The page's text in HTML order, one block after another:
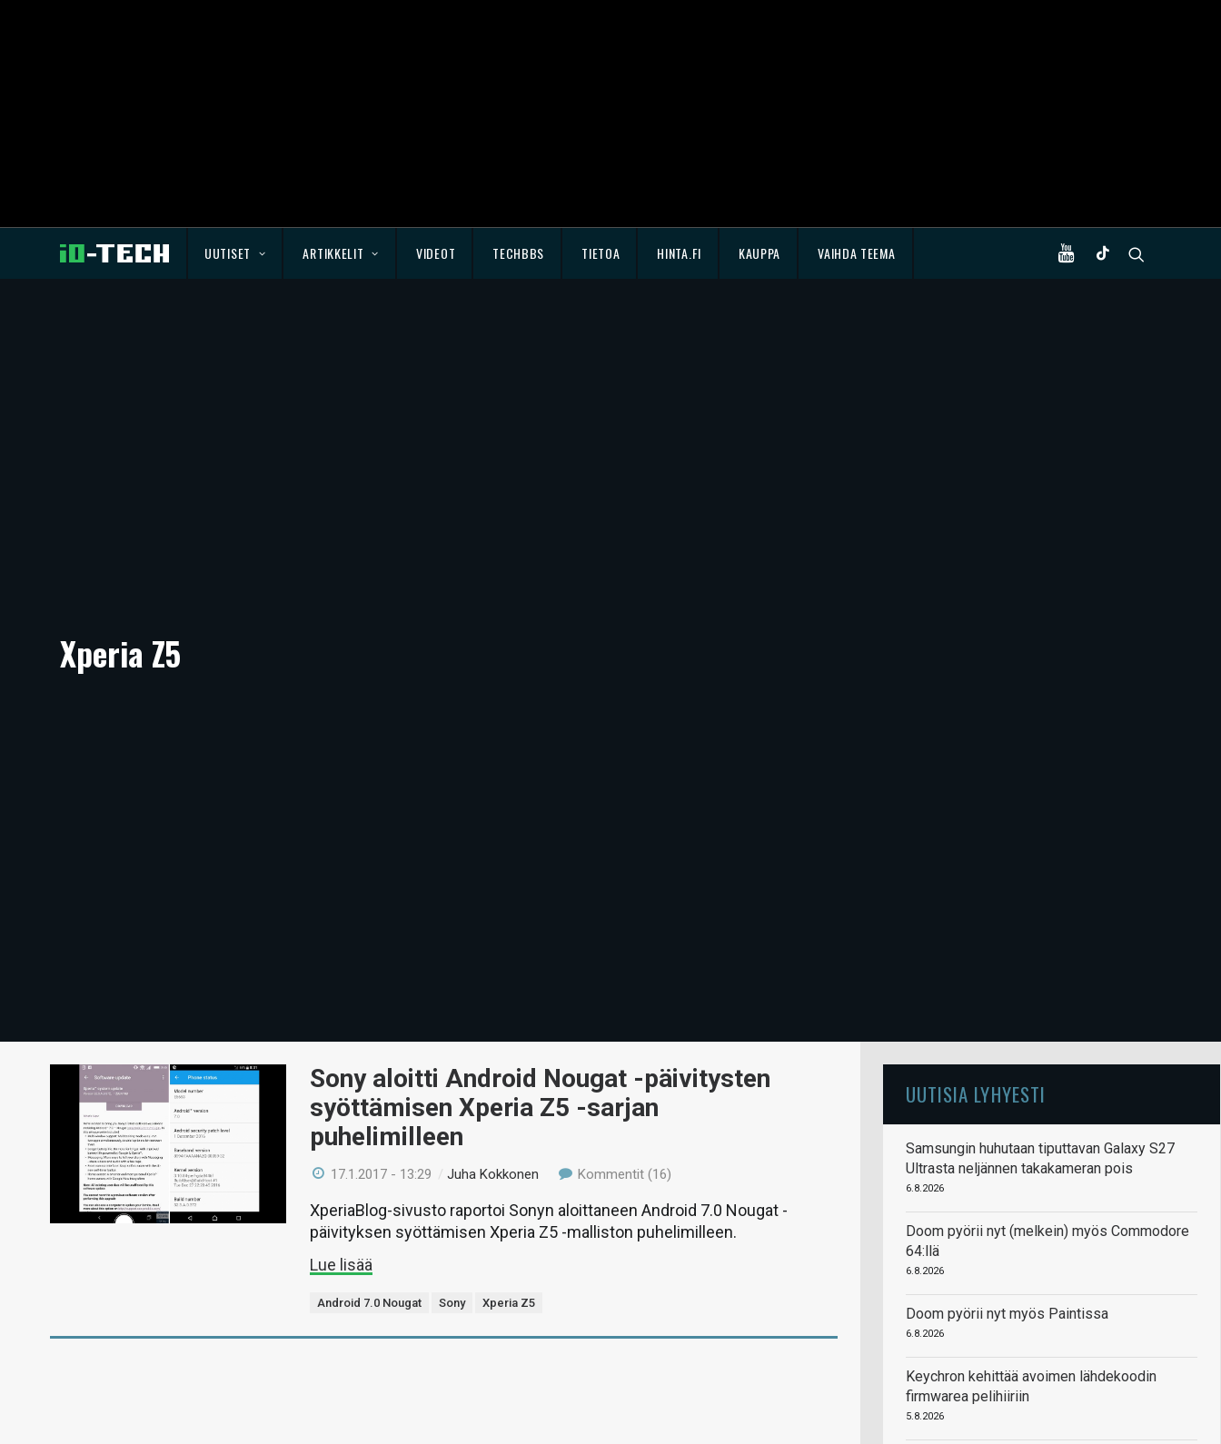
UUTISET ARTIKKELIT VIDEOT TECHBBS TIETOA HINTA.FI KAUPPA VAIHDA TEEMA
Xperia Z5
Sony aloitti Android Nougat -päivitysten
syöttämisen Xperia Z5 -sarjan
puhelimilleen
17.1.2017 - 13:29 /Juha Kokkonen Kommentit (16)
XperiaBlog-sivusto raportoi Sonyn aloittaneen Android 7.0 Nougat -
päivityksen syöttämisen Xperia Z5 -malliston puhelimilleen.
Lue lisää
Android 7.0 Nougat Sony Xperia Z5
UUTISIA LYHYESTI
Samsungin huhutaan tiputtavan Galaxy S27
Ultrasta neljännen takakameran pois
6.8.2026
Doom pyörii nyt (melkein) myös Commodore
64:llä
6.8.2026
Doom pyörii nyt myös Paintissa
6.8.2026
Keychron kehittää avoimen lähdekoodin
firmwarea pelihiiriin
5.8.2026